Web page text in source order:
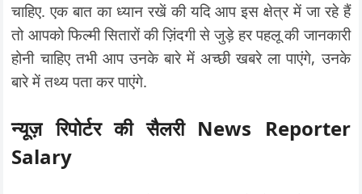
चाहिए. एक बात का ध्यान रखें की यदि आप इस क्षेत्र में जा रहे हैं
तो आपको फिल्मी सितारों की ज़िंदगी से जुड़े हर पहलू की जानकारी
होनी चाहिए तभी आप उनके बारे में अच्छी खबरे ला पाएंगे, उनके
बारे में तथ्य पता कर पाएंगे.
न्यूज़ रिपोर्टर की सैलरी News Reporter
Salary